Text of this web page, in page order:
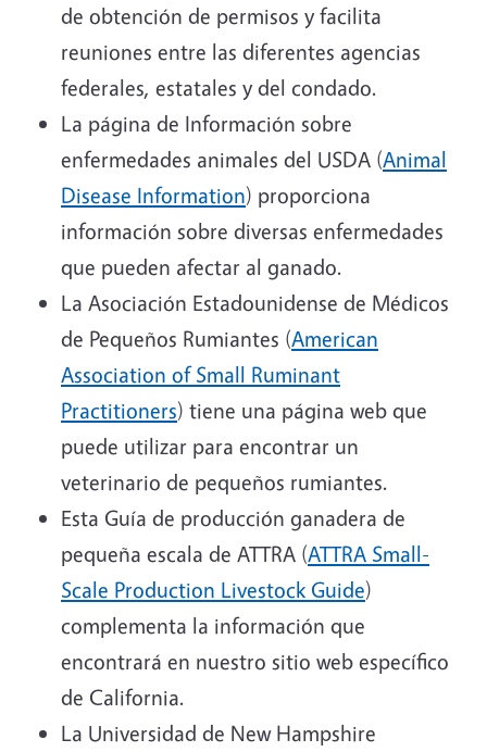
de obtención de permisos y facilita
reuniones entre las diferentes agencias
federales, estatales y del condado.
La página de Información sobre
enfermedades animales del USDA (Animal
Disease Information) proporciona
información sobre diversas enfermedades
que pueden afectar al ganado.
La Asociación Estadounidense de Médicos
de Pequeños Rumiantes (American
Association of Small Ruminant
Practitioners) tiene una página web que
puede utilizar para encontrar un
veterinario de pequeños rumiantes.
Esta Guía de producción ganadera de
pequeña escala de ATTRA (ATTRA Small-
Scale Production Livestock Guide)
complementa la información que
encontrará en nuestro sitio web específico
de California.
La Universidad de New Hampshire